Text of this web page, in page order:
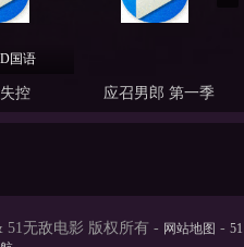
国语
控 应召男郎 第一季
51无敌电影 版权所有 - 网站地图 - 51